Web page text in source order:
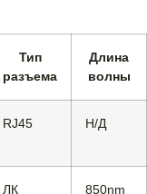
Тип
разъема
Длина
волны
RJ45 Н/Д
ЛК 850nm